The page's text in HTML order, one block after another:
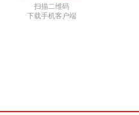
扫描二维码
下载手机客户端